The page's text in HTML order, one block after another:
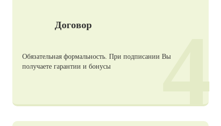
Договор
Обязательная формальность. При подписании Вы
получаете гарантии и бонусы
4